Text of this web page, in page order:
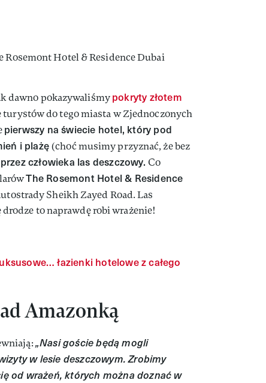
dawno pokazywaliśmypokryty złotem
turystów do tego miasta w Zjednoczonych
pierwszy na świecie hotel, który pod
i plażę(choć musimy przyznać, że bez
człowieka las deszczowy. Co
The Rosemont Hotel & Residence
Sheikh Zayed Road. Las
to naprawdę robi wrażenie!
łazienki hotelowe z całego
Amazonką
„Nasi goście będą mogli
w lesie deszczowym. Zrobimy
od wrażeń, których można doznać w